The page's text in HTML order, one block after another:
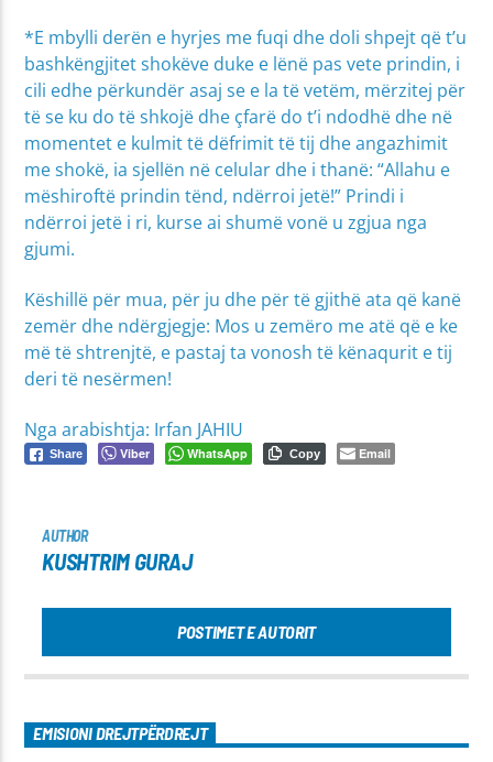
*E mbylli derën e hyrjes me fuqi dhe doli shpejt që t’u
bashkëngjitet shokëve duke e lënë pas vete prindin, i
cili edhe përkundër asaj se e la të vetëm, mërzitej për
të se ku do të shkojë dhe çfarë do t’i ndodhë dhe në
momentet e kulmit të dëfrimit të tij dhe angazhimit
me shokë, ia sjellën në celular dhe i thanë: “Allahu e
mëshiroftë prindin tënd, ndërroi jetë!” Prindi i
ndërroi jetë i ri, kurse ai shumë vonë u zgjua nga
gjumi.
Këshillë për mua, për ju dhe për të gjithë ata që kanë
zemër dhe ndërgjegje: Mos u zemëro me atë që e ke
më të shtrenjtë, e pastaj ta vonosh të kënaqurit e tij
deri të nesërmen!
Nga arabishtja: Irfan JAHIU
Share Viber WhatsApp Copy Email
AUTHOR
KUSHTRIM GURAJ
POSTIMET E AUTORIT
EMISIONI DREJTPËRDREJT